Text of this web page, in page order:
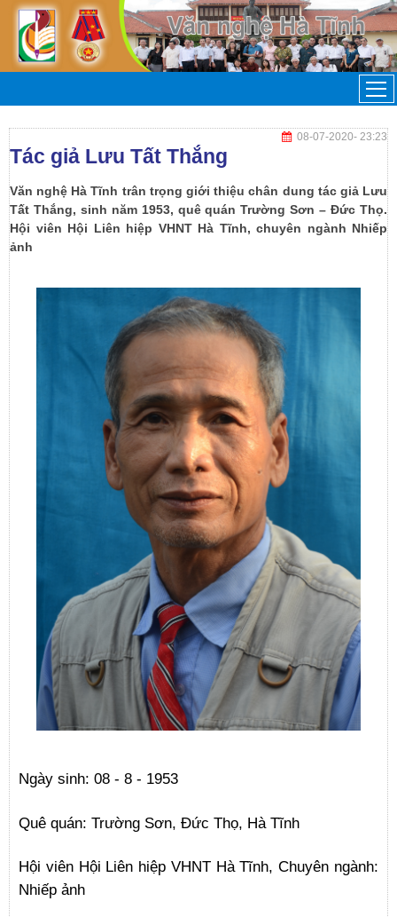
08-07-2020- 23:23
Tác giả Lưu Tất Thắng
Văn nghệ Hà Tĩnh trân trọng giới thiệu chân dung tác giả Lưu
Tất Thắng, sinh năm 1953, quê quán Trường Sơn – Đức Thọ.
Hội viên Hội Liên hiệp VHNT Hà Tĩnh, chuyên ngành Nhiếp
ảnh
Ngày sinh: 08 - 8 - 1953
Quê quán: Trường Sơn, Đức Thọ, Hà Tĩnh
Hội viên Hội Liên hiệp VHNT Hà Tĩnh, Chuyên ngành:
Nhiếp ảnh